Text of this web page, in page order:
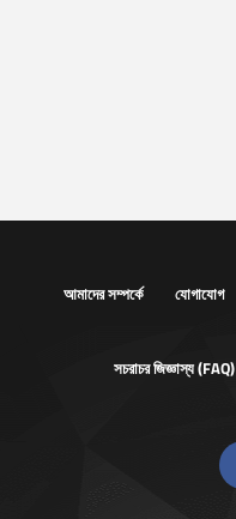
আমাদের সম্পর্কে যোগাযোগ
সচরাচর জিজ্ঞাস্য (FAQ)